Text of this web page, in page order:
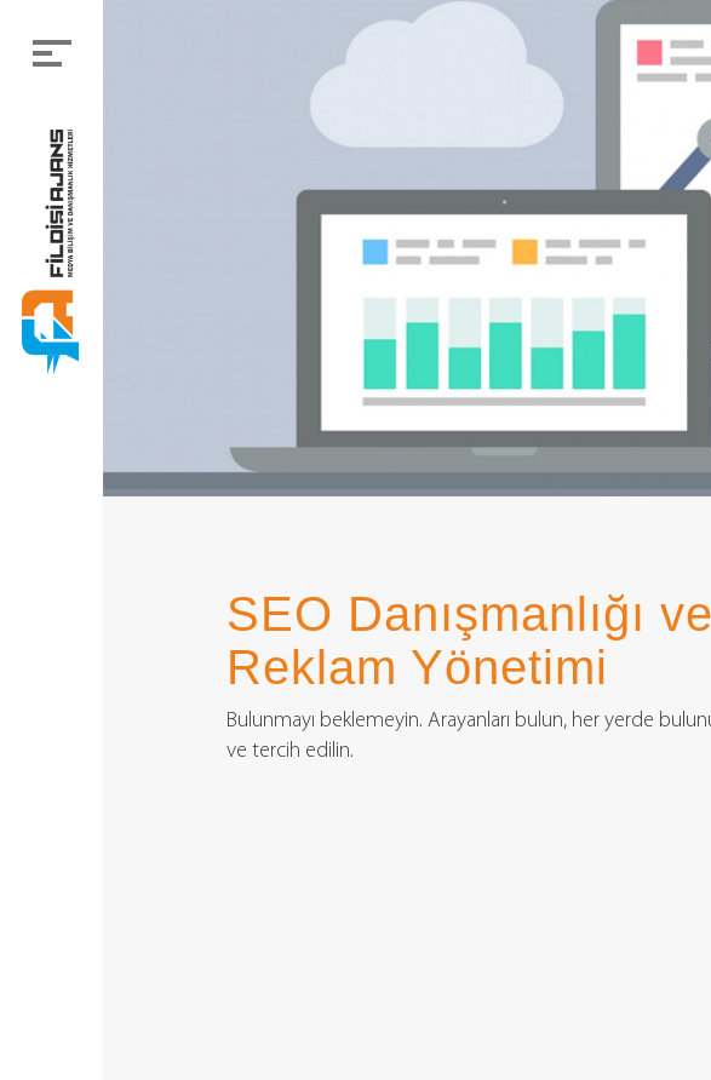
Menü
Kurumsal
Neler Yapıyoruz
Projelerimiz
Blog
Referanslarımız
SEO Danışmanlığı ve
Reklam Yönetimi
Bulunmayı beklemeyin. Arayanları bulun, her yerde
ve tercih edilin.